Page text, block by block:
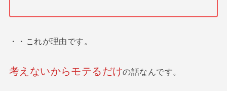
・・これが理由です。
考えないからモテるだけの話なんです。